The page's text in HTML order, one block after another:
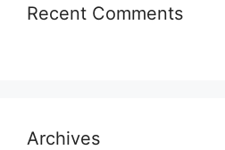
Recent Comments
Archives